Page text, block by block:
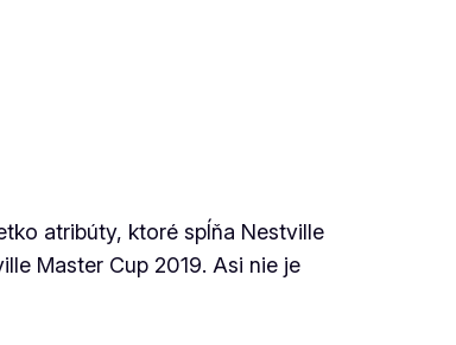
atribúty, ktoré spĺňa Nestville
Master Cup 2019. Asi nie je